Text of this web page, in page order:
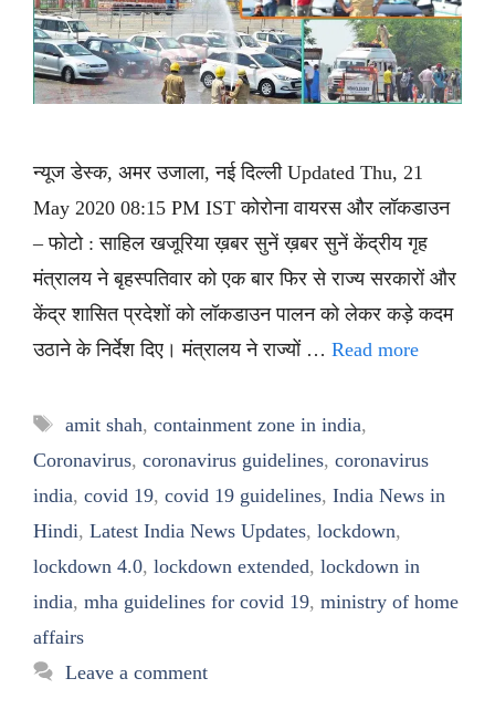
न्यूज डेस्क, अमर उजाला, नई दिल्ली Updated Thu, 21
May 2020 08:15 PM IST कोरोना वायरस और लॉकडाउन
– फोटो : साहिल खजूरिया ख़बर सुनें ख़बर सुनें केंद्रीय गृह
मंत्रालय ने बृहस्पतिवार को एक बार फिर से राज्य सरकारों और
केंद्र शासित प्रदेशों को लॉकडाउन पालन को लेकर कड़े कदम
उठाने के निर्देश दिए। मंत्रालय ने राज्यों … Read more
Tags
amit shah, containment zone in india,
Coronavirus, coronavirus guidelines, coronavirus
india, covid 19, covid 19 guidelines, India News in
Hindi, Latest India News Updates, lockdown,
lockdown 4.0, lockdown extended, lockdown in
india, mha guidelines for covid 19, ministry of home
affairs
Leave a comment